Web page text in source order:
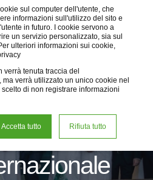
sul computer dell'utente, che
informazioni sull'utilizzo del sito e
in futuro. I cookie servono a
un servizio personalizzato, sia sul
ulteriori informazioni sui cookie,
verrà tenuta traccia del
verrà utilizzato un unico cookie nel
di non registrare informazioni
Accetta tutto Rifiuta tutto